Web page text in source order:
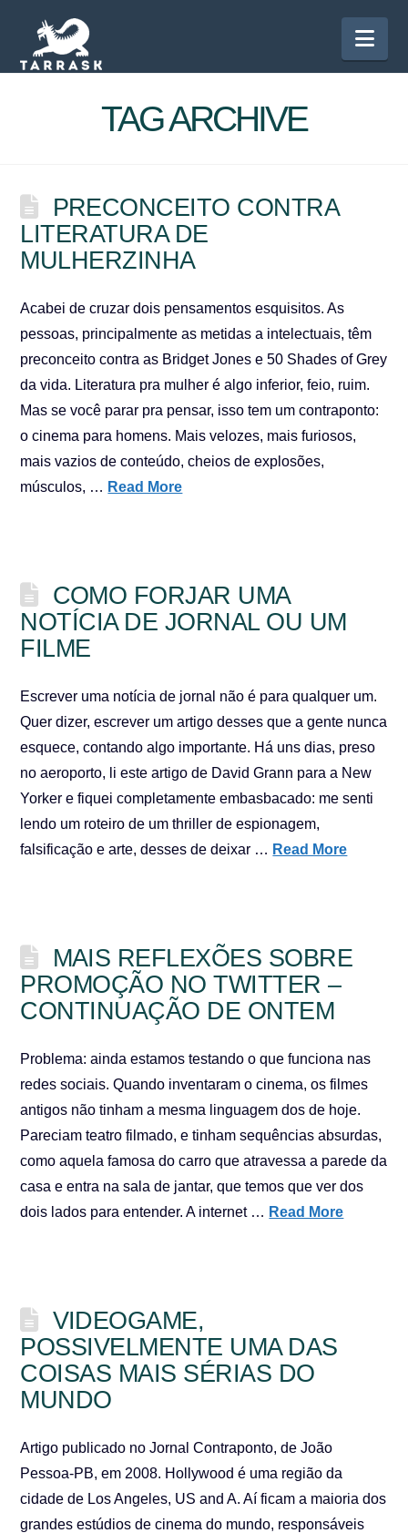
TAG ARCHIVE
PRECONCEITO CONTRA
LITERATURA DE
MULHERZINHA
Acabei de cruzar dois pensamentos esquisitos. As
pessoas, principalmente as metidas a intelectuais, têm
preconceito contra as Bridget Jones e 50 Shades of Grey
da vida. Literatura pra mulher é algo inferior, feio, ruim.
Mas se você parar pra pensar, isso tem um contraponto:
o cinema para homens. Mais velozes, mais furiosos,
mais vazios de conteúdo, cheios de explosões,
músculos, … Read More
COMO FORJAR UMA
NOTÍCIA DE JORNAL OU UM
FILME
Escrever uma notícia de jornal não é para qualquer um.
Quer dizer, escrever um artigo desses que a gente nunca
esquece, contando algo importante. Há uns dias, preso
no aeroporto, li este artigo de David Grann para a New
Yorker e fiquei completamente embasbacado: me senti
lendo um roteiro de um thriller de espionagem,
falsificação e arte, desses de deixar … Read More
MAIS REFLEXÕES SOBRE
PROMOÇÃO NO TWITTER –
CONTINUAÇÃO DE ONTEM
Problema: ainda estamos testando o que funciona nas
redes sociais. Quando inventaram o cinema, os filmes
antigos não tinham a mesma linguagem dos de hoje.
Pareciam teatro filmado, e tinham sequências absurdas,
como aquela famosa do carro que atravessa a parede da
casa e entra na sala de jantar, que temos que ver dos
dois lados para entender. A internet … Read More
VIDEOGAME,
POSSIVELMENTE UMA DAS
COISAS MAIS SÉRIAS DO
MUNDO
Artigo publicado no Jornal Contraponto, de João
Pessoa-PB, em 2008. Hollywood é uma região da
cidade de Los Angeles, US and A. Aí ficam a maioria dos
grandes estúdios de cinema do mundo, responsáveis